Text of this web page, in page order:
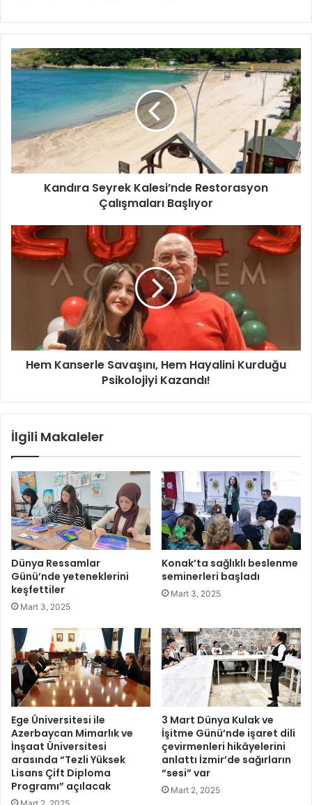
K
a
n
d
ı
a
e
k
K
a
n
e
t
a
s
y
o
n
Ç
a
l
ı
ş
m
a
l
a
ı
B
a
ş
l
ı
y
o
Kandıra Seyrek Kalesi’nde Restorasyon
Çalışmaları Başlıyor
H
e
r
n
ı
,
H
e
H
a
a
l
i
n
i
K
u
r
d
u
ğ
u
P
Hem Kanserle Savaşını, Hem Hayalini Kurduğu
Psikolojiyi Kazandı!
İlgili Makaleler
Dünya Ressamlar
Günü’nde yeteneklerini
keşfettiler
Mart 3, 2025
Konak’ta sağlıklı beslenme
seminerleri başladı
Mart 3, 2025
Ege Üniversitesi ile
Azerbaycan Mimarlık ve
İnşaat Üniversitesi
arasında “Tezli Yüksek
Lisans Çift Diploma
Programı” açılacak
3 Mart Dünya Kulak ve
İşitme Günü’nde işaret dili
çevirmenleri hikâyelerini
anlattı İzmir’de sağırların
“sesi” var
Mart 2, 2025